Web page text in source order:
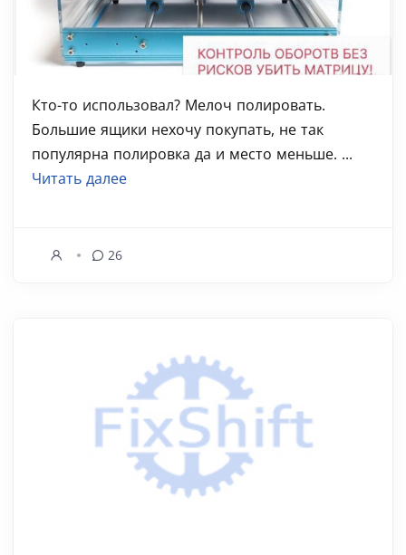
Кто-то использовал? Мелоч полировать.
Большие ящики нехочу покупать, не так
популярна полировка да и место меньше. ...
Читать далее
26